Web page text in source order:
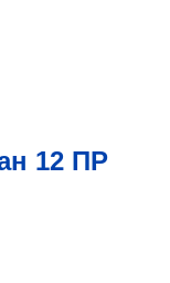
12 ПР